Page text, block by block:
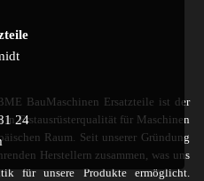
24
BauMaschinen Ersatzteile ist der
Erstausrüsterqualität für Maschinen
Raum. Seit unserer Gründung
Herstellern zusammen, was uns
für unsere Produkte ermöglicht.